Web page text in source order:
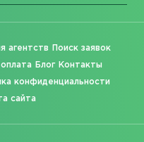
агентств Поиск заявок
Блог Контакты
конфиденциальности
сайта